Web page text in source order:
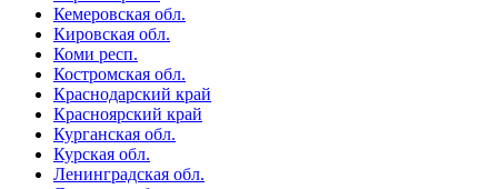
Кемеровская обл.
Кировская обл.
Коми респ.
Костромская обл.
Краснодарский край
Красноярский край
Курганская обл.
Курская обл.
Ленинградская обл.